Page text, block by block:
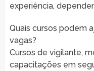
experiência,
Quais cursos podem
vagas?
Cursos de vigilante,
capacitações em